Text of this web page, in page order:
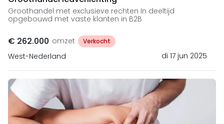
Groothandel met exclusieve rechten In deeltijd
opgebouwd met vaste klanten in B2B
€ 262.000 omzet Verkocht
West-Nederland di 17 jun 2025